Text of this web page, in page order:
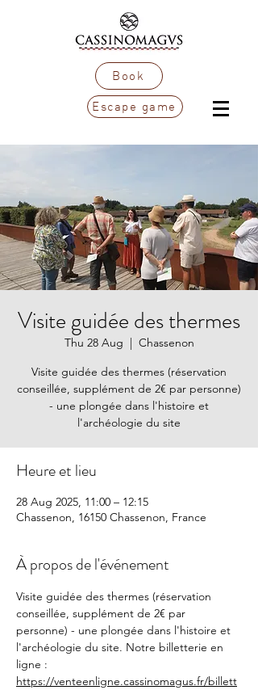
Book
Escape game
Visite guidée des thermes
Thu 28 Aug
  |
Chassenon
Visite guidée des thermes (réservation
conseillée, supplément de 2€ par personne)
- une plongée dans l'histoire et
l'archéologie du site
Heure et lieu
28 Aug 2025, 11:00 – 12:15
Chassenon, 16150 Chassenon, France
À propos de l'événement
Visite guidée des thermes (réservation
conseillée, supplément de 2€ par
personne) - une plongée dans l'histoire et
l'archéologie du site. Notre billetterie en
ligne :
https://venteenligne.cassinomagus.fr/billett